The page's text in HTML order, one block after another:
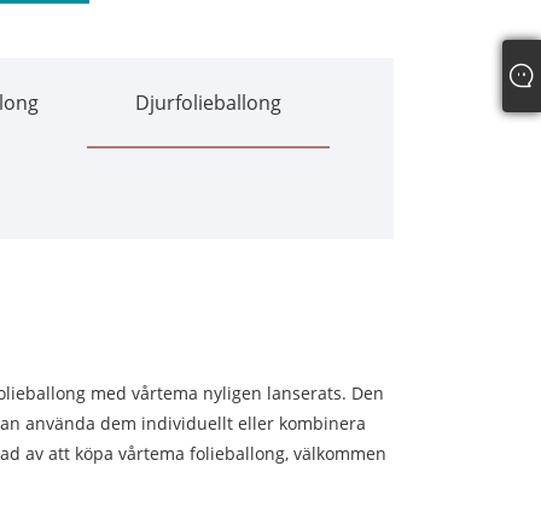
Djurfolieballong
med vårtema nyligen lanserats. Den
använda dem individuellt eller kombinera
av att köpa vårtema folieballong, välkommen